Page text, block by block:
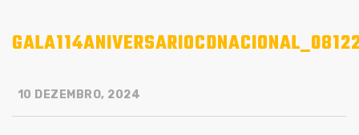
10 DEZEMBRO, 2024